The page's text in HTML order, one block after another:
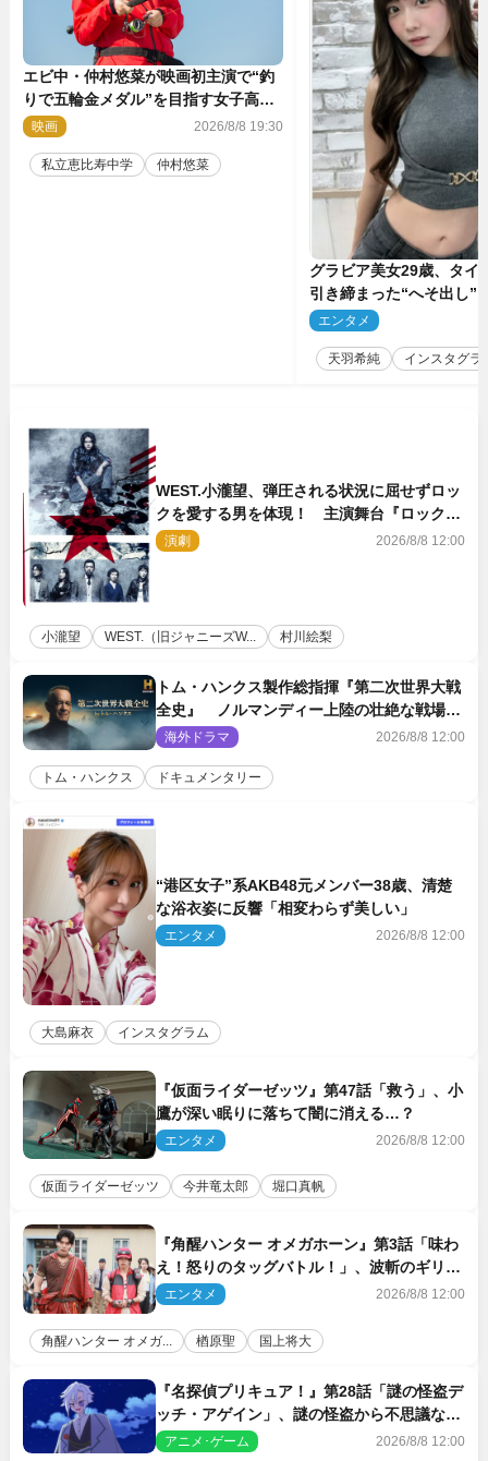
エビ中・仲村悠菜が映画初主演で“釣
りで五輪金メダル”を目指す女子高生
に！ 映画『つりこまち』今秋公開
映画 2026/8/8 19:30
私立恵比寿中学 仲村悠菜
グラビア美女29歳、タイ
引き締まった“へそ出し”
「可愛い過ぎる」
エンタメ
天羽希純 インスタグラ
WEST.小瀧望、弾圧される状況に屈せずロッ
クを愛する男を体現！ 主演舞台『ロックン
ロール』ビジュアル解禁
演劇 2026/8/8 12:00
小瀧望 WEST.（旧ジャニーズW... 村川絵梨
トム・ハンクス製作総指揮『第二次世界大戦
全史』 ノルマンディー上陸の壮絶な戦場を
収めた特別映像解禁
海外ドラマ 2026/8/8 12:00
トム・ハンクス ドキュメンタリー
“港区女子”系AKB48元メンバー38歳、清楚
な浴衣姿に反響「相変わらず美しい」
エンタメ 2026/8/8 12:00
大島麻衣 インスタグラム
『仮面ライダーゼッツ』第47話「救う」、小
鷹が深い眠りに落ちて闇に消える…？
エンタメ 2026/8/8 12:00
仮面ライダーゼッツ 今井竜太郎 堀口真帆
『角醒ハンター オメガホーン』第3話「味わ
え！怒りのタッグバトル！」、波斬のギリコ
がハンターバトルを挑んできた！
エンタメ 2026/8/8 12:00
角醒ハンター オメガ... 楢原聖 国上将大
『名探偵プリキュア！』第28話「謎の怪盗デ
ッチ・アゲイン」、謎の怪盗から不思議な予
告状が届く
アニメ･ゲーム 2026/8/8 12:00